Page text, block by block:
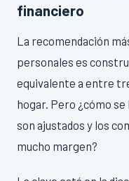
financiero
La recomendación
personales es
equivalente a entre
hogar. Pero ¿cómo
son ajustados y los
mucho margen?